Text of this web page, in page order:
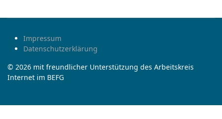
Impressum
Datenschutzerklärung
© 2026 mit freundlicher Unterstützung des Arbeitskreis
Internet im BEFG